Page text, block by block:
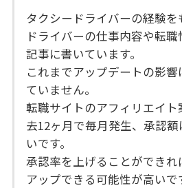
タクシードライバーの経験
ドライバーの仕事内容や転
記事に書いています。
これまでアップデートの影
ていません。
転職サイトのアフィリエイ
去12ヶ月で毎月発生、承認
いです。
承認率を上げることができ
アップできる可能性が高いで